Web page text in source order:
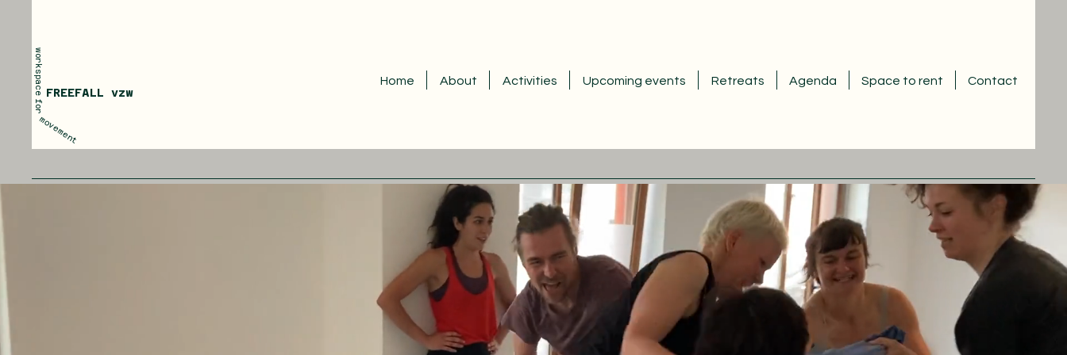
FREEFALL vzw
movement
for
workspace Home About Activities Upcoming events Retreats Agenda Space to rent Contact